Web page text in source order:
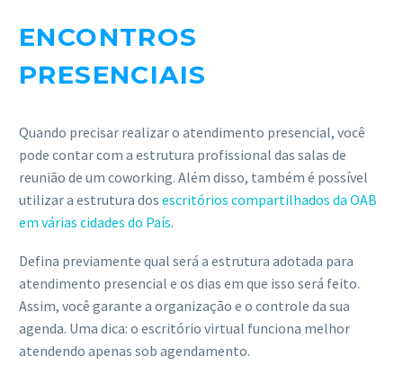
ENCONTROS
PRESENCIAIS
Quando precisar realizar o atendimento presencial, você
pode contar com a estrutura profissional das salas de
reunião de um coworking. Além disso, também é possível
utilizar a estrutura dos escritórios compartilhados da OAB
em várias cidades do País.
Defina previamente qual será a estrutura adotada para
atendimento presencial e os dias em que isso será feito.
Assim, você garante a organização e o controle da sua
agenda. Uma dica: o escritório virtual funciona melhor
atendendo apenas sob agendamento.